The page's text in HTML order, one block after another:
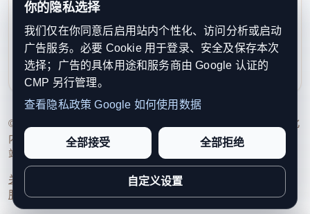
sports competitions，conferences and
exhibitions, and study tours (summer/winter
camps)？
营）且在华停留不超过30天的人员属于免签范围，但
需持有效普通护照。
A：Visa waiver applies to those who come to China
速了解欧洲动态。
contact@xinouzhou.com
服务支持、版权与合作：工作日优先处理站务、投稿与权
利通知
© 2026 新欧洲·欧洲头条. All Rights Reserved. 本网站持续优化
内容透明度、联系方式与用户权利说明，以提升品牌信任感和
站点完整度。
关于我们 编辑规范日期归档隐私政策
服务条款联系我们
你的隐私选择
我们仅在你同意后启用站内个性化、访问分析或启动
广告服务。必要 Cookie 用于登录、安全及保存本次
选择；广告的具体用途和服务商由 Google 认证的
CMP 另行管理。
查看隐私政策 Google 如何使用数据
全部接受 全部拒绝
自定义设置